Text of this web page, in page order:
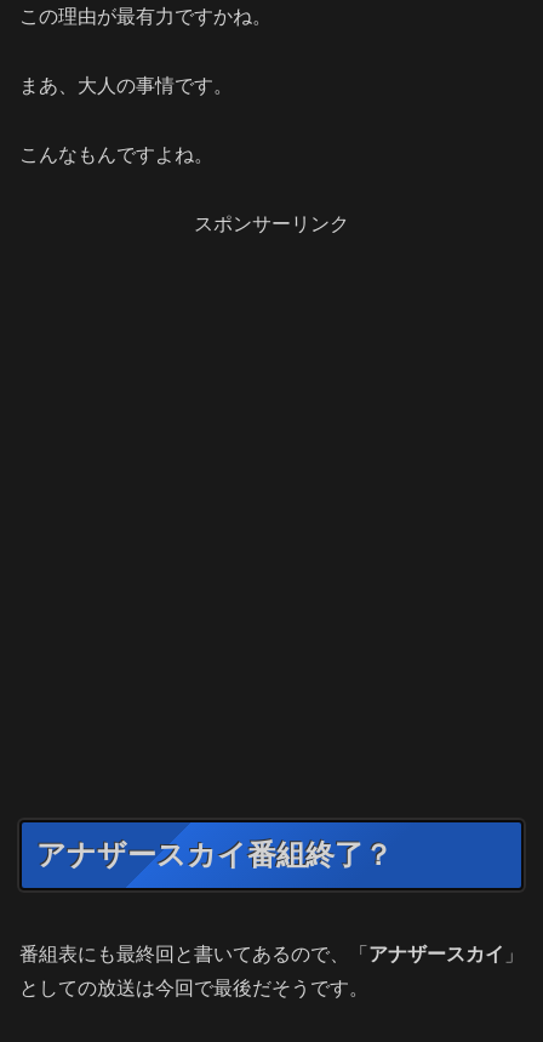
この理由が最有力ですかね。
まあ、大人の事情です。
こんなもんですよね。
スポンサーリンク
アナザースカイ番組終了？
番組表にも最終回と書いてあるので、「 アナザースカイ 」
としての放送は今回で最後だそうです。